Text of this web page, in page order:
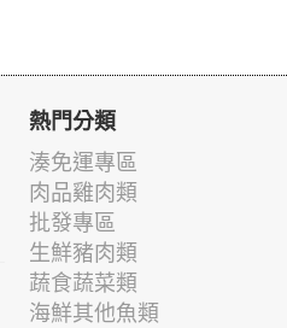
熱門分類
湊免運專區
肉品雞肉類
批發專區
生鮮豬肉類
蔬食蔬菜類
海鮮其他魚類